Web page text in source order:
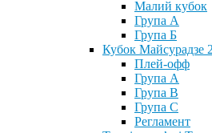
Малий кубок
Група А
Група Б
Кубок Майсурадзе
Плей-офф
Група А
Група В
Група С
Регламент